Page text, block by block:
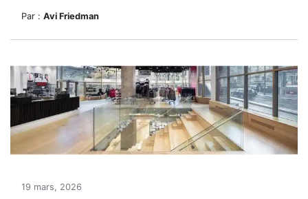
Par : Avi Friedman
19 mars, 2026